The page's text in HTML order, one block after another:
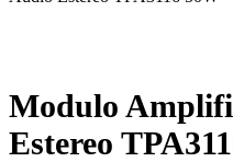
Modulo
Estereo